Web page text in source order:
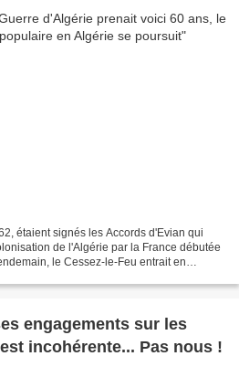
étaient signés les Accords d'Evian qui
de l'Algérie par la France débutée
le Cessez-le-Feu entrait en
engagements sur les
incohérente... Pas nous !